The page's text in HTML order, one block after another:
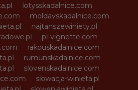
lotysskadalnice.com
moldavskadalnice.com
najtanszewiniety.pl
pl-vignette.com
rakouskadalnice.com
rumunskadalnice.com
slovenskadalnice.com
slowacja-winieta.pl